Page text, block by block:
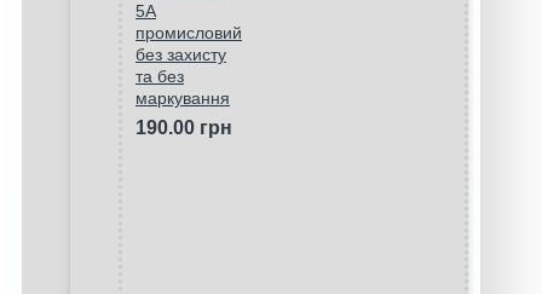
5A
промисловий
без захисту
та без
маркування
190.00 грн